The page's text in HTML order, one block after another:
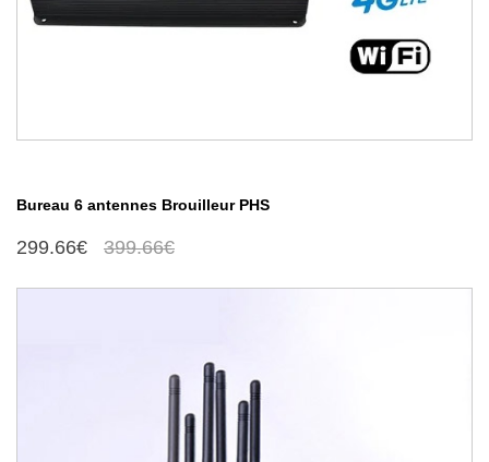
Bureau 6 antennes Brouilleur PHS
299.66€ 399.66€